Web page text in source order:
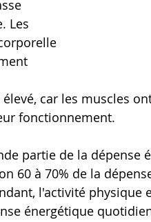
Les
fonctionnement.
partie de la dépense
60 à 70% de la
l'activité physique
énergétique